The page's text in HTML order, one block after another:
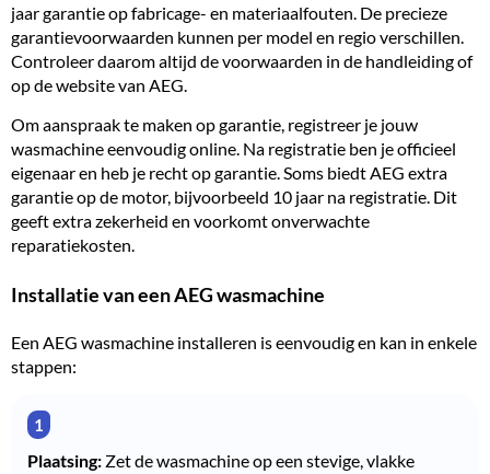
jaar garantie op fabricage- en materiaalfouten. De precieze
garantievoorwaarden kunnen per model en regio verschillen.
Controleer daarom altijd de voorwaarden in de handleiding of
op de website van AEG.
Om aanspraak te maken op garantie, registreer je jouw
wasmachine eenvoudig online. Na registratie ben je officieel
eigenaar en heb je recht op garantie. Soms biedt AEG extra
garantie op de motor, bijvoorbeeld 10 jaar na registratie. Dit
geeft extra zekerheid en voorkomt onverwachte
reparatiekosten.
Installatie van een AEG wasmachine
Een AEG wasmachine installeren is eenvoudig en kan in enkele
stappen:
Plaatsing: Zet de wasmachine op een stevige, vlakke